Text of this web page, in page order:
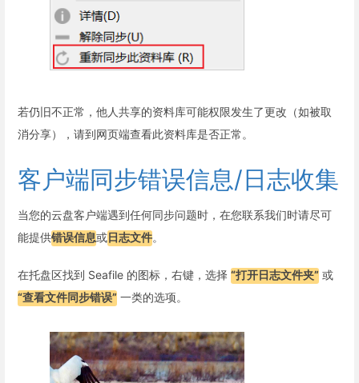
若仍旧不正常，他人共享的资料库可能权限发生了更改（如被取
消分享），请到网页端查看此资料库是否正常。
客户端同步错误信息/日志收集
当您的云盘客户端遇到任何同步问题时，在您联系我们时请尽可
能提供错误信息或日志文件。
在托盘区找到 Seafile 的图标，右键，选择 “打开日志文件夹” 或
“查看文件同步错误” 一类的选项。